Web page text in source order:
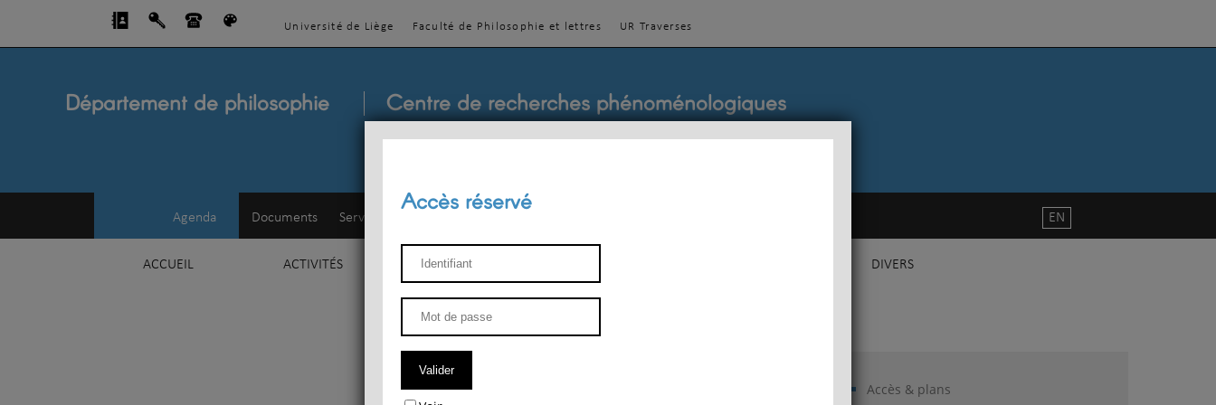
Université de Liège Faculté de Philosophie et lettres UR Traverses
Département de philosophie Centre de recherches phénoménologiques
Agenda Documents Service d'esthétique
ACCUEIL ACTIVITÉS ENSEIGNEMENT DIVERS
EN
Accès & plans
Accès réservé